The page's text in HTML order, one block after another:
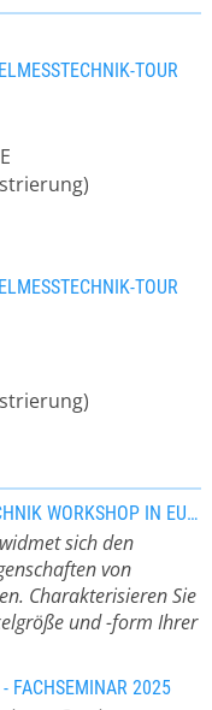
TOUR
TOUR
PARTIKELMESSTECHNIK WORKSHOP IN EUROPA
sich den
von
Charakterisieren Sie
und -form Ihrer
Eigenschaften
die im
- FACHSEMINAR 2025